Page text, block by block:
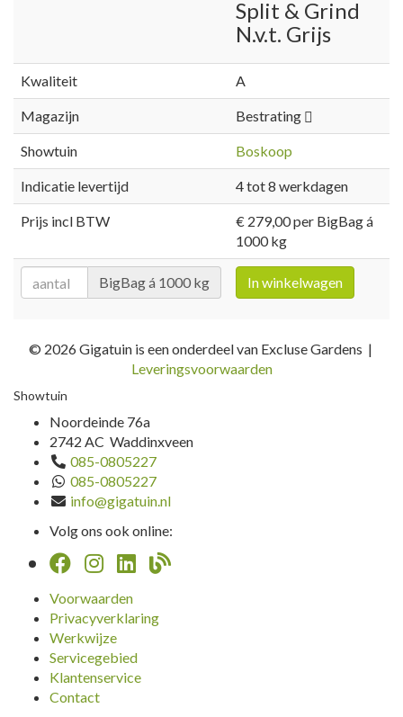
Split & Grind
N.v.t. Grijs
Kwaliteit A
Magazijn Bestrating
Showtuin Boskoop
Indicatie levertijd 4 tot 8 werkdagen
Prijs incl BTW
€ 279,00 per BigBag á
1000 kg
BigBag á 1000 kg In winkelwagen
© 2026 Gigatuin is een onderdeel van Excluse Gardens |
Leveringsvoorwaarden
Showtuin
Noordeinde 76a
2742 AC Waddinxveen
085-0805227
085-0805227
info@gigatuin.nl
Volg ons ook online:
Voorwaarden
Privacyverklaring
Werkwijze
Servicegebied
Klantenservice
Contact